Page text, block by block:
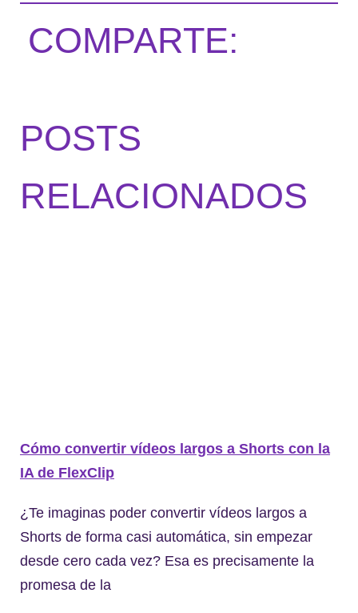
COMPARTE:
POSTS
RELACIONADOS
Cómo convertir vídeos largos a Shorts con la
IA de FlexClip
¿Te imaginas poder convertir vídeos largos a
Shorts de forma casi automática, sin empezar
desde cero cada vez? Esa es precisamente la
promesa de la